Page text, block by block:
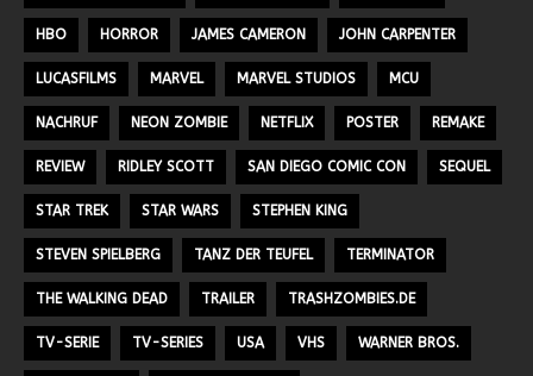
HBO HORROR JAMES CAMERON JOHN CARPENTER
LUCASFILMS MARVEL MARVEL STUDIOS MCU
NACHRUF NEON ZOMBIE NETFLIX POSTER REMAKE
REVIEW RIDLEY SCOTT SAN DIEGO COMIC CON SEQUEL
STAR TREK STAR WARS STEPHEN KING
STEVEN SPIELBERG TANZ DER TEUFEL TERMINATOR
THE WALKING DEAD TRAILER TRASHZOMBIES.DE
TV-SERIE TV-SERIES USA VHS WARNER BROS.